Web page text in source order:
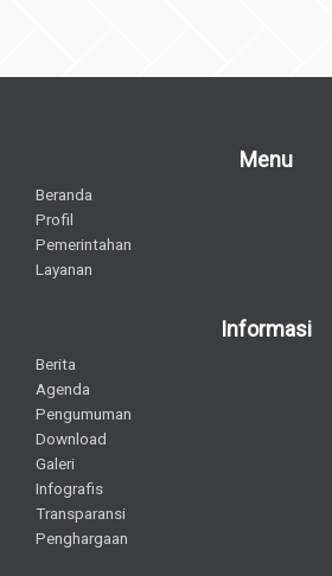
Menu
Beranda
Profil
Pemerintahan
Layanan
Informasi
Berita
Agenda
Pengumuman
Download
Galeri
Infografis
Transparansi
Penghargaan